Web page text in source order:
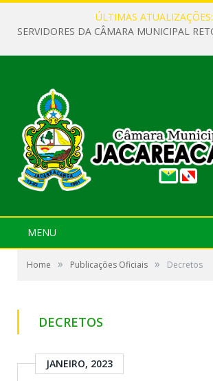
ÚLTIMAS ATUALIZAÇÕES:
MENU
Home » Publicações Oficiais » Decretos
DECRETOS
JANEIRO, 2023